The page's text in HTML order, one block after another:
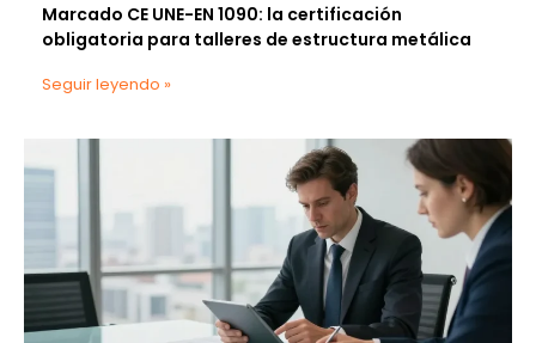
Marcado CE UNE-EN 1090: la certificación
obligatoria para talleres de estructura metálica
Seguir leyendo »